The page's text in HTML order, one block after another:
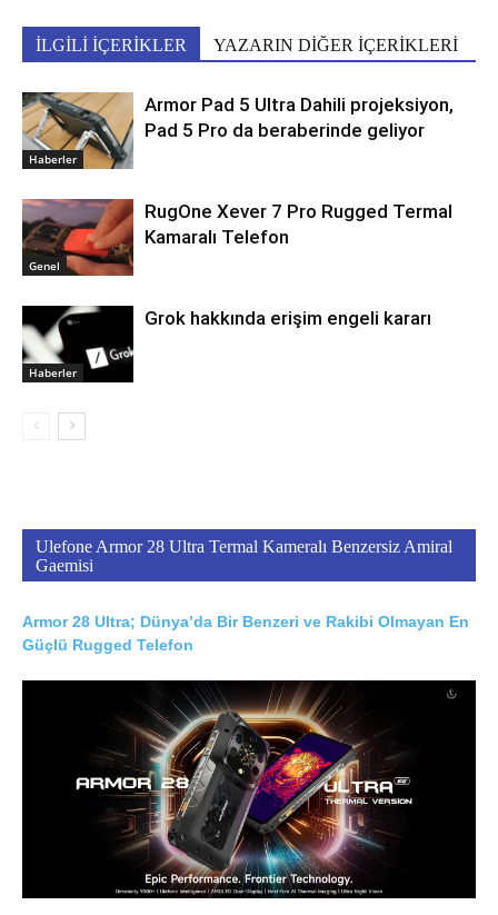
İLGİLİ İÇERİKLER YAZARIN DİĞER İÇERİKLERİ
Haberler
Armor Pad 5 Ultra Dahili projeksiyon,
Pad 5 Pro da beraberinde geliyor
Genel
RugOne Xever 7 Pro Rugged Termal
Kamaralı Telefon
Haberler
Grok hakkında erişim engeli kararı
Ulefone Armor 28 Ultra Termal Kameralı Benzersiz Amiral
Gaemisi
Armor 28 Ultra; Dünya’da Bir Benzeri ve Rakibi Olmayan En
Güçlü Rugged Telefon